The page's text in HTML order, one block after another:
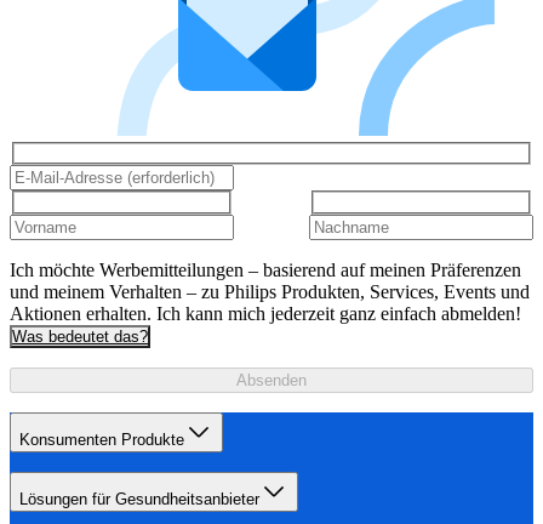
Ich möchte Werbemitteilungen – basierend auf meinen Präferenzen
und meinem Verhalten – zu Philips Produkten, Services, Events und
Aktionen erhalten. Ich kann mich jederzeit ganz einfach abmelden!
Was bedeutet das?
Absenden
Konsumenten Produkte
Lösungen für Gesundheitsanbieter